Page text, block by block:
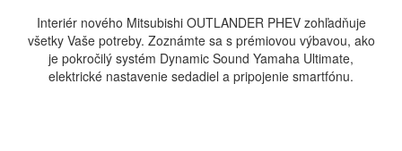
Interiér nového Mitsubishi OUTLANDER PHEV zohľadňuje
všetky Vaše potreby. Zoznámte sa s prémiovou výbavou, ako
je pokročilý systém Dynamic Sound Yamaha Ultimate,
elektrické nastavenie sedadiel a pripojenie smartfónu.